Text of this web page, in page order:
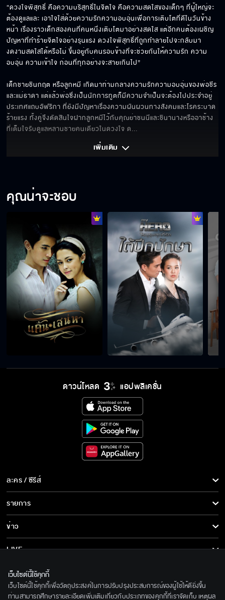
“ดวงใจพิสุทธิ์ คือความบริสุทธิ์ในจิตใจ คือความสดใสของเด็กๆ ที่ผู้ใหญ่จะ
ต้องดูแลและ เอาใจใส่ด้วยความรักความอบอุ่นเพื่อการเติบโตที่ดีในวันข้าง
หน้า เรื่องราวเด็กสองคนที่คนหนึ่งเติบโตมาอย่างสดใส แต่อีกคนต้องเผชิญ
ปัญหาที่ทำร้ายจิตใจอย่างรุนแรง ดวงใจพิสุทธิ์ที่ถูกทำลายไปจะกลับมา
งดงามสดใสได้หรือไม่ ขึ้นอยู่กับคนรอบข้างที่จะช่วยกันให้ความรัก ความ
อบอุ่น ความเข้าใจ ก่อนที่ทุกอย่างจะสายเกินไป”
เด็กชายชินกฤต หรือลูกหมี เกิดมาท่ามกลางความรักความอบอุ่นของพ่อชีร
และแม่ธาดา แต่แล้วพ่อซึ่งเป็นนักการทูตก็มีความจำเป็นจะต้องไปประจำอยู่
ประเทศแถบอัฟริกา ที่ยังมีปัญหาเรื่องความผันผวนทางสังคมและโรคระบาด
ร้ายแรง ทั้งคู่จึงตัดสินใจฝากลูกหมีไว้กับคุณย่าชนนีและชินานางหรืออาช้าง
ที่เต็มใจรับดูแลหลานชายคนเดียวในดวงใจ ด...
เพิ่มเติม
คุณน่าจะชอบ
ดาวน์โหลด แอปพลิเคชั่น
ละคร / ซีรีส์
ละคร/ซีรีส์
ซีรีส์นานาชาติ
การ์ตูน & เกม
รายการ
รายการทั้งหมด
ข่าว
ข่าวทั้งหมด
ข่าวประชาสัมพันธ์
LIVE
เกี่ยวกับเรา
BEC World
ติดตามเราได้ที่
เว็บไซต์นี้ใช้คุกกี้
เว็บไซต์นี้ใช้คุกกี้เพื่อวัตถุประสงค์ในการปรับปรุงประสบการณ์ของผู้ใช้ให้ดียิ่งขึ้น
ท่านสามารถศึกษารายละเอียดเพิ่มเติมเกี่ยวกับประเภทของคุกกี้ที่เราจัดเก็บ เหตุผล